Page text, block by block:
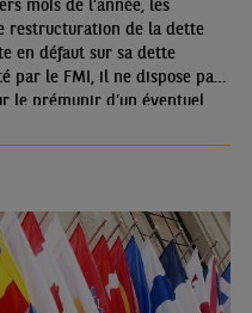
mois de l’année, les
restructuration de la dette
en défaut sur sa dette
par le FMI, il ne dispose pas
le prémunir d’un éventuel